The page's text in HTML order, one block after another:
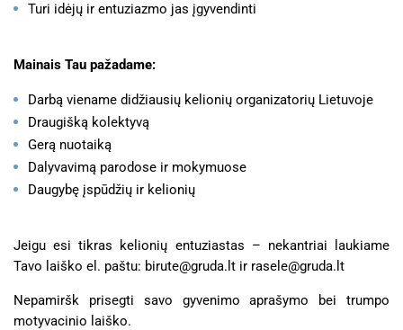
Turi idėjų ir entuziazmo jas įgyvendinti
Mainais Tau pažadame:
Darbą viename didžiausių kelionių organizatorių Lietuvoje
Draugišką kolektyvą
Gerą nuotaiką
Dalyvavimą parodose ir mokymuose
Daugybę įspūdžių ir kelionių
Jeigu esi tikras kelionių entuziastas – nekantriai laukiame
Tavo laiško el. paštu: birute@gruda.lt ir rasele@gruda.lt
Nepamiršk prisegti savo gyvenimo aprašymo bei trumpo
motyvacinio laiško.